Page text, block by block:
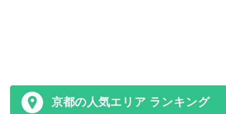
京都の人気エリア ランキング